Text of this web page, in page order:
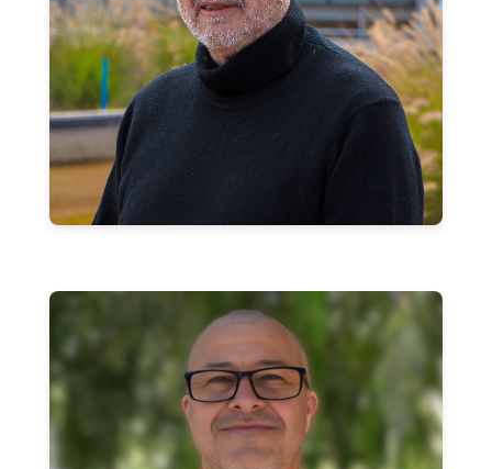
Coordinador Unidad de Educación Continua
felipe.ortega.m@usach.cl
Luis Hernández Astudillo